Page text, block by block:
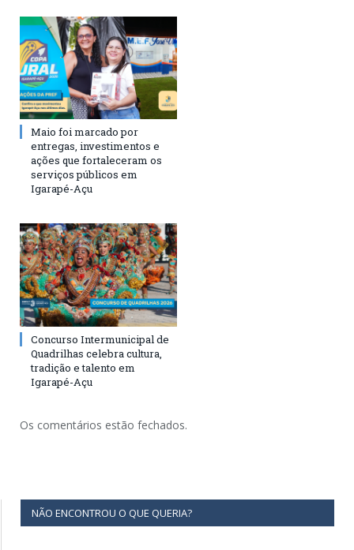
Maio foi marcado por
entregas, investimentos e
ações que fortaleceram os
serviços públicos em
Igarapé-Açu
Concurso Intermunicipal de
Quadrilhas celebra cultura,
tradição e talento em
Igarapé-Açu
Os comentários estão fechados.
NÃO ENCONTROU O QUE QUERIA?